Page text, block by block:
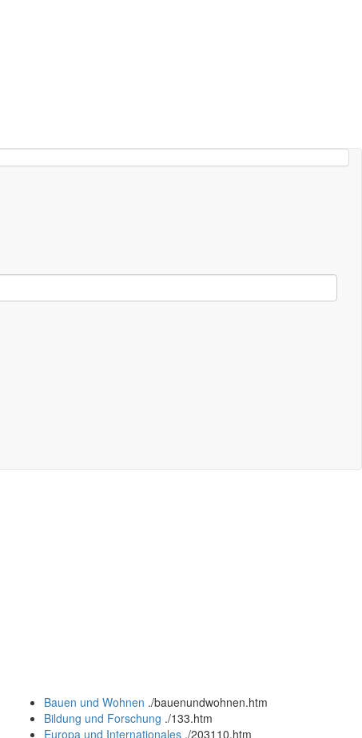
Bauen und Wohnen ./bauenundwohnen.htm
Bildung und Forschung ./133.htm
Europa und Internationales ./203110.htm